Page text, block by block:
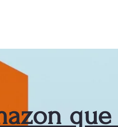
que